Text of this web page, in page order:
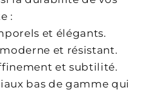
:
et élégants.
et résistant.
et subtilité.
bas de gamme qui